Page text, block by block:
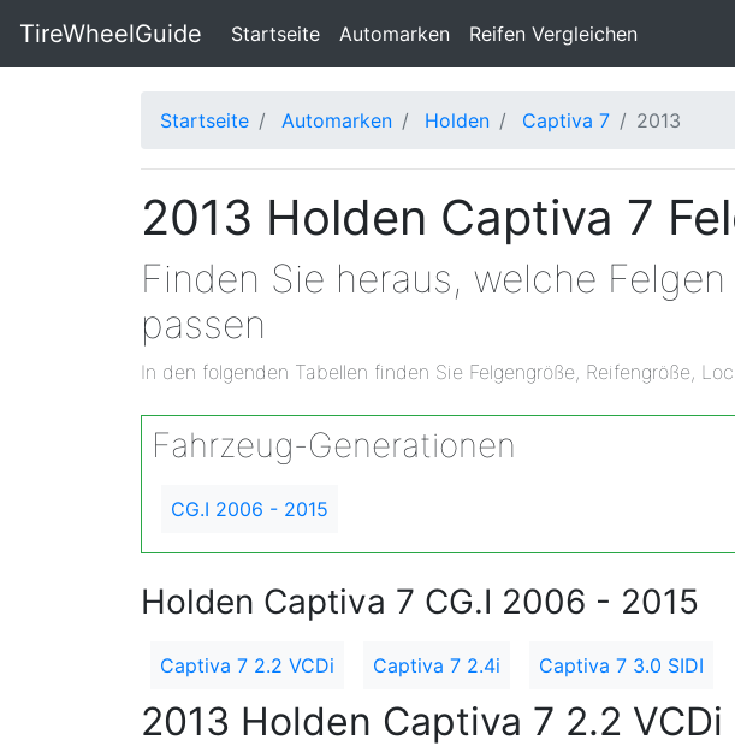
TireWheelGuide Startseite(current)
Automarken Reifen Vergleichen
Startseite Automarken Holden Captiva 7 2013
2013 Holden Captiva 7
Finden Sie heraus, welche
passen
In den folgenden Tabellen finden Sie Felgengröße, Reifengröße,
Fahrzeug-Generationen
CG.I 2006 - 2015
Holden Captiva 7 CG.I 2006 - 2015
Captiva 7 2.2 VCDi Captiva 7 2.4i Captiva 7 3.0 SIDI
2013 Holden Captiva 7 2.2 VCDi